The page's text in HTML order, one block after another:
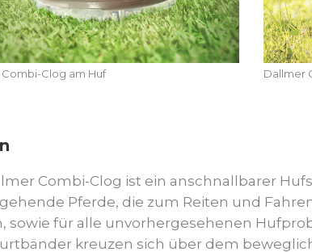
Combi-Clog am Huf Dallmer
Combi-Clog ist ein anschnallbarer
Pferde, die zum Reiten und
sowie für alle unvorhergesehenen
kreuzen sich über dem